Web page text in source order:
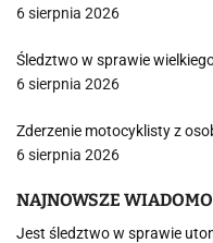
6 sierpnia 2026
Śledztwo w sprawie
6 sierpnia 2026
Zderzenie motocyklisty z
6 sierpnia 2026
NAJNOWSZE
Jest śledztwo w sprawie